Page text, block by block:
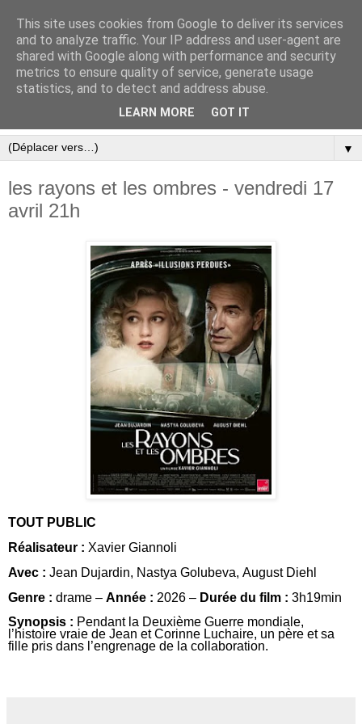
▼
les rayons et les ombres - vendredi 17
avril 21h
TOUT PUBLIC
Réalisateur : Xavier Giannoli
Avec : Jean Dujardin, Nastya Golubeva, August Diehl
Genre : drame – Année : 2026 – Durée du film : 3h19min
Synopsis : Pendant la Deuxième Guerre mondiale,
l’histoire vraie de Jean et Corinne Luchaire, un père et sa
fille pris dans l’engrenage de la collaboration.
This site uses cookies from Google to deliver its services
and to analyze traffic. Your IP address and user-agent are
shared with Google along with performance and security
metrics to ensure quality of service, generate usage
statistics, and to detect and address abuse.
LEARN MORE GOT IT